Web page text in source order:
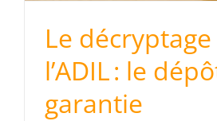
Le
l’ADIL : le
garantie